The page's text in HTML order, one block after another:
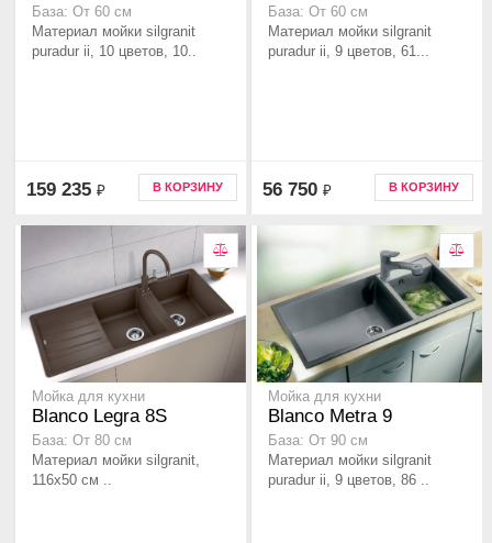
База: От 60 см
Материал мойки silgranit
puradur ii, 10 цветов, 10..
159 235 ₽ В КОРЗИНУ
База: От 60 см
Материал мойки silgranit
puradur ii, 9 цветов, 61...
56 750 ₽ В КОРЗИНУ
Мойка для кухни
Blanco Legra 8S
База: От 80 см
Материал мойки silgranit,
116x50 см ..
Мойка для кухни
Blanco Metra 9
База: От 90 см
Материал мойки silgranit
puradur ii, 9 цветов, 86 ..